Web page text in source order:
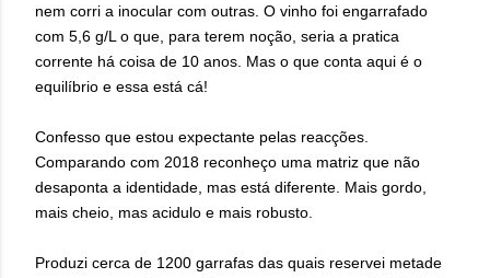
nem corri a inocular com outras. O vinho foi engarrafado
com 5,6 g/L o que, para terem noção, seria a pratica
corrente há coisa de 10 anos. Mas o que conta aqui é o
equilíbrio e essa está cá!
Confesso que estou expectante pelas reacções.
Comparando com 2018 reconheço uma matriz que não
desaponta a identidade, mas está diferente. Mais gordo,
mais cheio, mas acidulo e mais robusto.
Produzi cerca de 1200 garrafas das quais reservei metade